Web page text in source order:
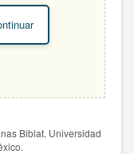
Biblat. Universidad